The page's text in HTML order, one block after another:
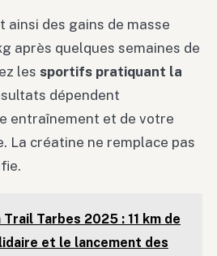
ainsi des gains de masse
après quelques semaines de
les sportifs pratiquant la
dépendent
entraînement et de votre
La créatine ne remplace pas
Trail Tarbes 2025 : 11 km de
et le lancement des